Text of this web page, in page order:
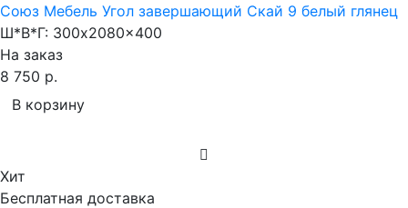
Союз Мебель Угол завершающий Скай 9 белый глянец
Ш*В*Г: 300x2080x400
На заказ
8 750 р.
В корзину
Хит
Бесплатная доставка